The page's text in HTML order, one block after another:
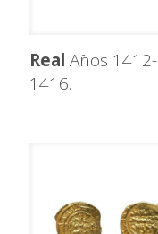
Real Años 1412-
1416.